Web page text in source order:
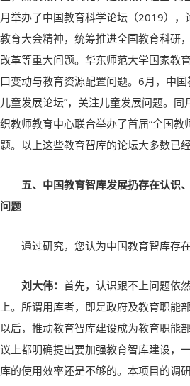
月举办了中国教育科学论坛（2019）
教育大会精神，统筹推进全国教育科研
改革等重大问题。华东师范大学国家教
口变动与教育资源配置问题。6月，中
儿童发展论坛”，关注儿童发展问题。
织教师教育中心联合举办了首届“全国
题。以上这些教育智库的论坛大多数已
五、中国教育智库发展扔存在认识
问题
通过研究，您认为中国教育智库存
刘大伟： 首先，认识跟不上问题依
上。所谓用库者，即是政府及教育职能
以后，推动教育智库建设成为教育职能
议上都明确提出要加强教育智库建设，
库的使用效率还是不够的。本项目的调